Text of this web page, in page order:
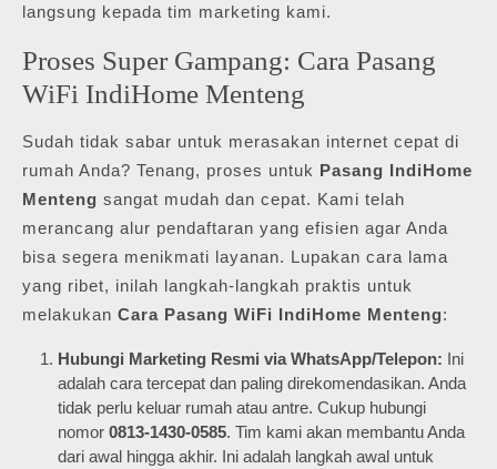
langsung kepada tim marketing kami.
Proses Super Gampang: Cara Pasang
WiFi IndiHome Menteng
Sudah tidak sabar untuk merasakan internet cepat di
rumah Anda? Tenang, proses untuk Pasang IndiHome
Menteng sangat mudah dan cepat. Kami telah
merancang alur pendaftaran yang efisien agar Anda
bisa segera menikmati layanan. Lupakan cara lama
yang ribet, inilah langkah-langkah praktis untuk
melakukan Cara Pasang WiFi IndiHome Menteng:
Hubungi Marketing Resmi via WhatsApp/Telepon: Ini
adalah cara tercepat dan paling direkomendasikan. Anda
tidak perlu keluar rumah atau antre. Cukup hubungi
nomor 0813-1430-0585. Tim kami akan membantu Anda
dari awal hingga akhir. Ini adalah langkah awal untuk